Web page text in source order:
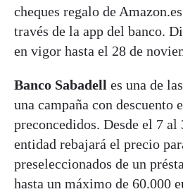
cheques regalo de
través de la app del banco.
en vigor hasta el 28 de
Banco Sabadell es una de
una campaña con descuento
preconcedidos. Desde el 7
entidad rebajará el precio
preseleccionados de un
hasta un máximo de 60.000